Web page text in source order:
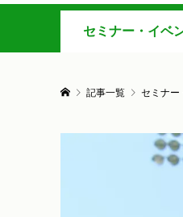
セミナー・イベ
記事一覧 セミナー